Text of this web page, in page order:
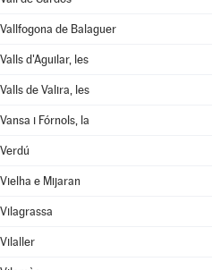
Vallfogona de Balaguer
Valls d'Aguilar, les
Valls de Valira, les
Vansa i Fórnols, la
Verdú
Vielha e Mijaran
Vilagrassa
Vilaller